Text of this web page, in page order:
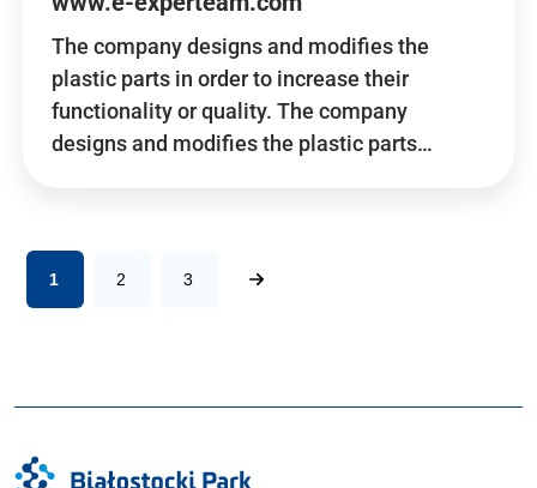
The company designs and modifies the
plastic parts in order to increase their
functionality or quality. The company
designs and modifies the plastic parts…
1 2 3